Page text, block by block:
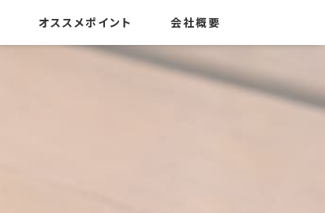
オススメポイント 会社概要